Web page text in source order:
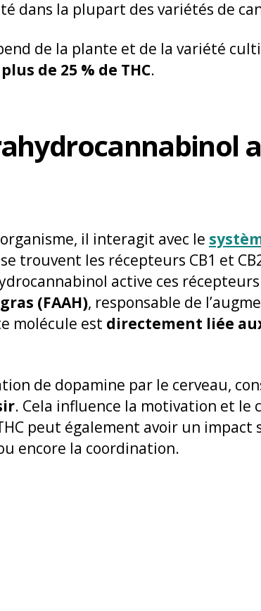
dans la plupart des variétés de
de la plante et de la variété
plus de 25 % de THC.
il interagit avec le
trouvent les récepteurs CB1 et
active ces
(FAAH), responsable de
molécule est directement liée
de dopamine par le cerveau,
. Cela influence la motivation et le
peut également avoir un impact
encore la coordination.